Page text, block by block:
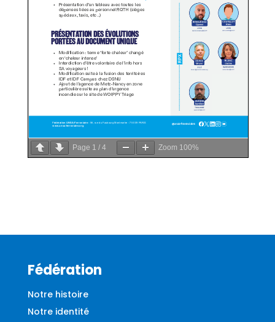
Page 1 / 4 Zoom 100%
Fédération
Notre histoire
Notre identité